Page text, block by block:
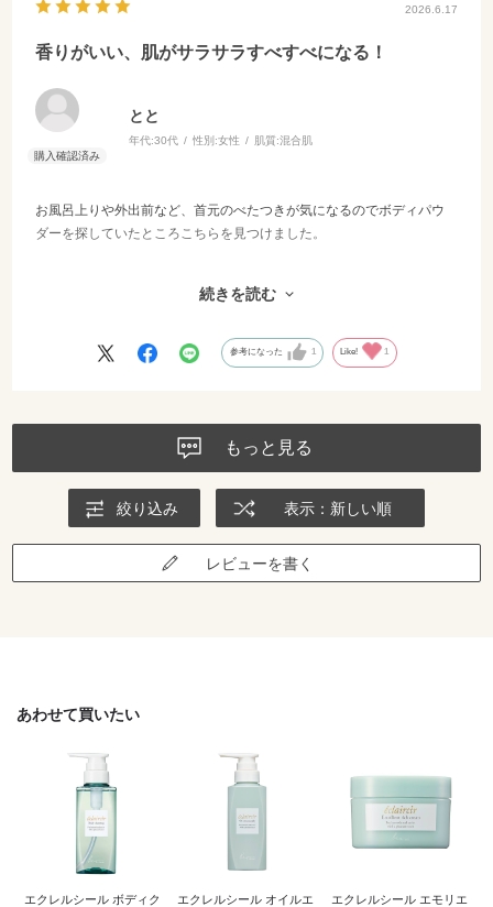
2026.6.17
香りがいい、肌がサラサラすべすべになる！
とと
年代:30代 性別:女性 肌質:混合肌
お風呂上りや外出前など、首元のべたつきが気になるのでボディパウ
ダーを探していたところこちらを見つけました。
ので他人に迷惑はかけずに自分で香りを楽しむのに快適です。
く、つけた後肌はサラサラになり、変に白っぽくもならず日中も使い
生の観点から、パウダーに直接触れることなく保管したいです。（パ
ものを間に挟み、パウダーが容器の中で動いてもパフに振れないよう
にしたい）
夏場の必需品になること間違いなしなので、もういくつかストックに
購入しようと思っています。
続きを読む
参考になった 1 Like! 1
もっと見る
絞り込み 表示：新しい順
レビューを書く
あわせて買いたい
エクレルシール ボディク
エクレルシール オイルエ
エクレルシール エモリエ